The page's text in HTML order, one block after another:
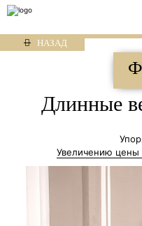
НАЗАД
Длинные
Увеличению